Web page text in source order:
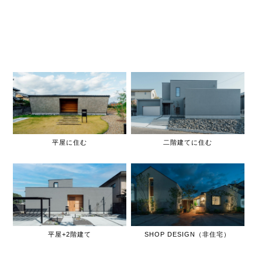
平屋に住む 二階建てに住む
平屋+2階建て SHOP DESIGN（非住宅）